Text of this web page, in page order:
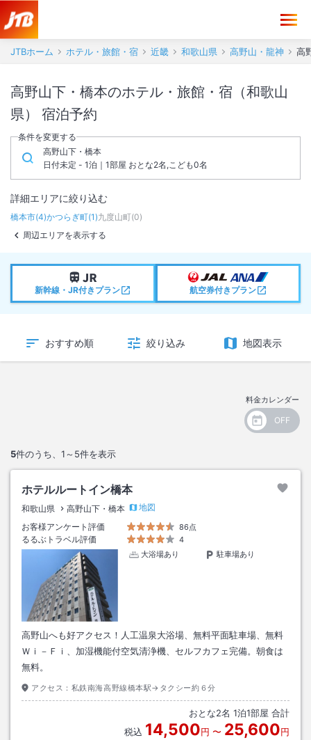
JTBホーム ホテル・旅館・宿 近畿 和歌山県 高野山・龍神 高
高野山下・橋本のホテル・旅館・宿（和歌山
県） 宿泊予約
条件を変更する
高野山下・橋本
日付未定 - 1泊｜1部屋 おとな2名,こども0名
詳細エリアに絞り込む
橋本市(4)かつらぎ町(1)九度山町(0)
周辺エリアを表示する
新幹線・JR付きプラン 航空券付きプラン
おすすめ順 絞り込み 地図表示
料金カレンダー
5件のうち、 1～5件を表示
ホテルルートイン橋本
和歌山県 高野山下・橋本
地図
お客様アンケート評価
86点
るるぶトラベル評価
4
大浴場あり
駐車場あり
高野山へも好アクセス！人工温泉大浴場、無料平面駐車場、無料
Ｗｉ－Ｆｉ、加湿機能付空気清浄機、セルフカフェ完備。朝食は
無料。
アクセス： 私鉄南海高野線橋本駅→タクシー約６分
おとな2名 1泊1部屋 合計
税込 14,500円 〜 25,600円